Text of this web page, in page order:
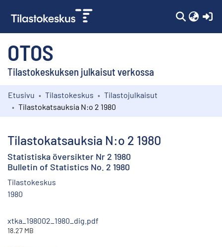
OTOS
Tilastokeskuksen julkaisut verkossa
Kokoelmat
Etusivu Tilastokeskus
Tilastojulkaisut
Tilastokatsauksia N:o 2 1980
Tilastokatsauksia N:o 2 1980
Statistiska översikter Nr 2 1980
Bulletin of Statistics No. 2 1980
Tilastokeskus
1980
xtka_198002_1980_dig.pdf
18.27 MB